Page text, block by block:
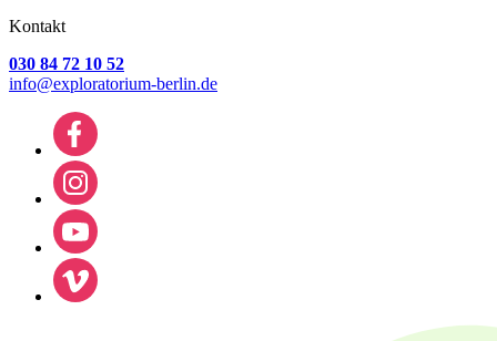
Kontakt
030 84 72 10 52
info@exploratorium-berlin.de